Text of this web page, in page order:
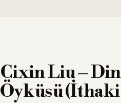
Cixin Liu –
Öyküsü (İthaki